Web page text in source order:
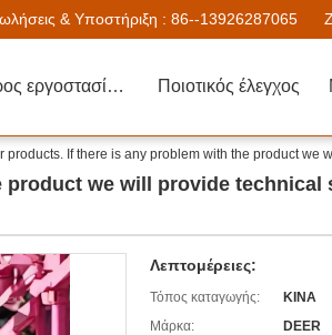
& Υποστήριξη : 86--13926287065
Γύρος εργοστασίων Ποιοτικός έλεγχος
products. If there is any problem with the product we
we will provide technical
Λεπτομέρειες:
Τόπος καταγωγής:
ΚΙΝΑ
Μάρκα:
DEER